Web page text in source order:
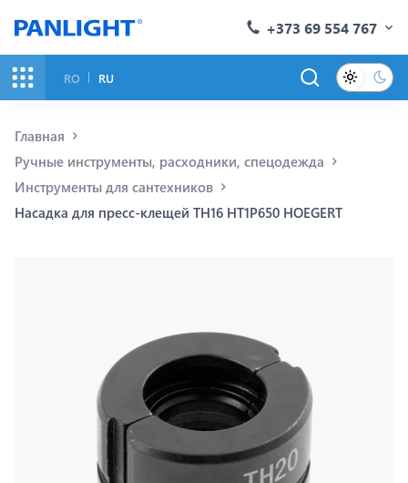
+373 69 554 767
RO RU
Главная
Ручные инструменты, расходники, спецодежда
Инструменты для сантехников
Насадка для пресс-клещей TH16 HT1P650 HOEGERT